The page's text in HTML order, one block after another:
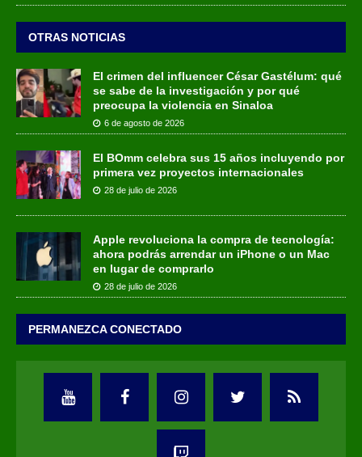
OTRAS NOTICIAS
El crimen del influencer César Gastélum: qué
se sabe de la investigación y por qué
preocupa la violencia en Sinaloa
6 de agosto de 2026
El BOmm celebra sus 15 años incluyendo por
primera vez proyectos internacionales
28 de julio de 2026
Apple revoluciona la compra de tecnología:
ahora podrás arrendar un iPhone o un Mac
en lugar de comprarlo
28 de julio de 2026
PERMANEZCA CONECTADO